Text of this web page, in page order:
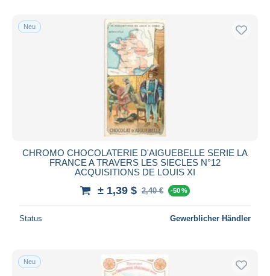
Neu
CHROMO CHOCOLATERIE D'AIGUEBELLE SERIE LA
FRANCE A TRAVERS LES SIECLES N°12
ACQUISITIONS DE LOUIS XI
± 1,39 $ 2,40 € -50 %
Status Gewerblicher Händler
Neu